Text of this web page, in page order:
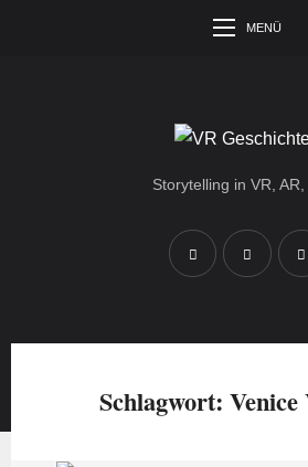
MENÜ
Storytelling in VR, AR,
Schlagwort: Venice